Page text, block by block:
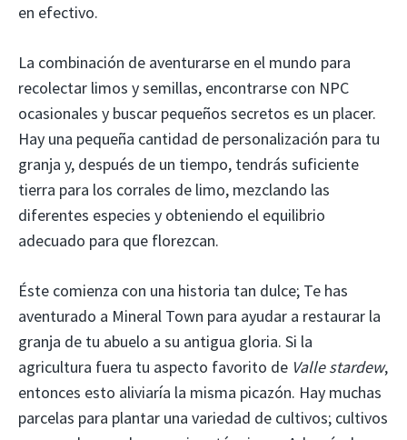
en efectivo.
La combinación de aventurarse en el mundo para
recolectar limos y semillas, encontrarse con NPC
ocasionales y buscar pequeños secretos es un placer.
Hay una pequeña cantidad de personalización para tu
granja y, después de un tiempo, tendrás suficiente
tierra para los corrales de limo, mezclando las
diferentes especies y obteniendo el equilibrio
adecuado para que florezcan.
Éste comienza con una historia tan dulce; Te has
aventurado a Mineral Town para ayudar a restaurar la
granja de tu abuelo a su antigua gloria. Si la
agricultura fuera tu aspecto favorito de Valle stardew,
entonces esto aliviaría la misma picazón. Hay muchas
parcelas para plantar una variedad de cultivos; cultivos